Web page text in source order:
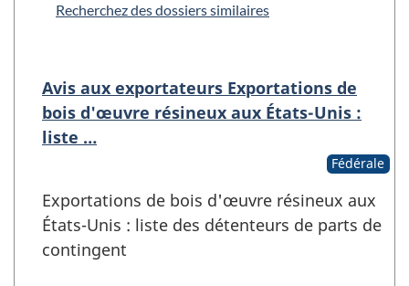
Recherchez des dossiers similaires
Avis aux exportateurs Exportations de
bois d'œuvre résineux aux États-Unis :
liste …
Fédérale
Exportations de bois d'œuvre résineux aux
États-Unis : liste des détenteurs de parts de
contingent